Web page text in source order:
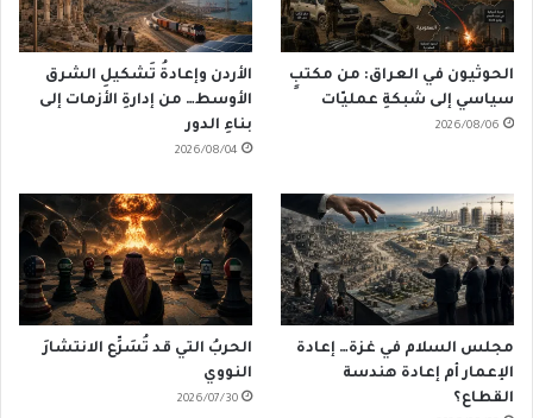
الحوثيون في العراق: من مكتبٍ
سياسي إلى شبكةِ عمليّات
2026/08/06
الأردن وإعادةُ تَشكيلِ الشرق
الأوسط… من إدارةِ الأزمات إلى
بناءِ الدور
2026/08/04
مجلس السلام في غزة… إعادة
الإعمار أم إعادة هندسة
القطاع؟
الحربُ التي قد تُسَرِّع الانتشارَ
النووي
2026/07/30